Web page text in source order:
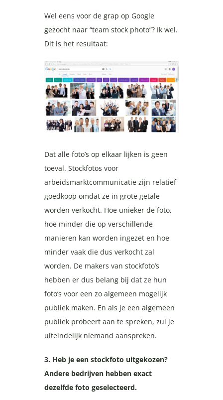
Wel eens voor de grap op Google
gezocht naar “team stock photo”? Ik wel.
Dit is het resultaat:
Dat alle foto’s op elkaar lijken is geen
toeval. Stockfotos voor
arbeidsmarktcommunicatie zijn relatief
goedkoop omdat ze in grote getale
worden verkocht. Hoe unieker de foto,
hoe minder die op verschillende
manieren kan worden ingezet en hoe
minder vaak die dus verkocht zal
worden. De makers van stockfoto’s
hebben er dus belang bij dat ze hun
foto’s voor een zo algemeen mogelijk
publiek maken. En als je een algemeen
publiek probeert aan te spreken, zul je
uiteindelijk niemand aanspreken.
3. Heb je een stockfoto uitgekozen?
Andere bedrijven hebben exact
dezelfde foto geselecteerd.